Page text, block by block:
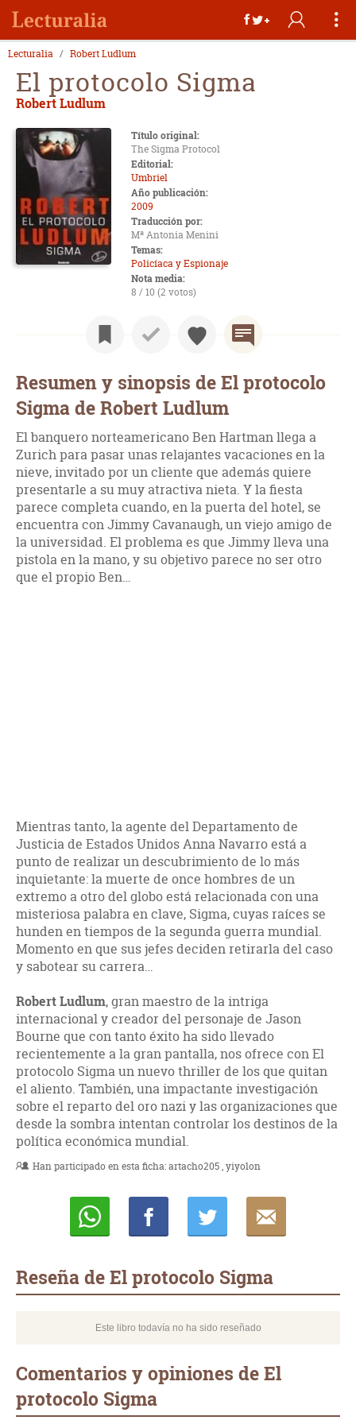
Lecturalia Robert Ludlum
El protocolo Sigma
Robert Ludlum
Título original:
The Sigma Protocol
Editorial:
Umbriel
Año publicación:
2009
Traducción por:
Mª Antonia Menini
Temas:
Policíaca y Espionaje
Nota media:
8 / 10 (2 votos)
Resumen y sinopsis de El protocolo
Sigma de Robert Ludlum
El banquero norteamericano Ben Hartman llega a
Zurich para pasar unas relajantes vacaciones en la
nieve, invitado por un cliente que además quiere
presentarle a su muy atractiva nieta. Y la fiesta
parece completa cuando, en la puerta del hotel, se
encuentra con Jimmy Cavanaugh, un viejo amigo de
la universidad. El problema es que Jimmy lleva una
pistola en la mano, y su objetivo parece no ser otro
que el propio Ben…
Mientras tanto, la agente del Departamento de
Justicia de Estados Unidos Anna Navarro está a
punto de realizar un descubrimiento de lo más
inquietante: la muerte de once hombres de un
extremo a otro del globo está relacionada con una
misteriosa palabra en clave, Sigma, cuyas raíces se
hunden en tiempos de la segunda guerra mundial.
Momento en que sus jefes deciden retirarla del caso
y sabotear su carrera…
Robert Ludlum, gran maestro de la intriga
internacional y creador del personaje de Jason
Bourne que con tanto éxito ha sido llevado
recientemente a la gran pantalla, nos ofrece con El
protocolo Sigma un nuevo thriller de los que quitan
el aliento. También, una impactante investigación
sobre el reparto del oro nazi y las organizaciones que
desde la sombra intentan controlar los destinos de la
política económica mundial.
Han participado en esta ficha:artacho205 yiyolon
Reseña de El protocolo Sigma
Este libro todavía no ha sido reseñado
Comentarios y opiniones de El
protocolo Sigma